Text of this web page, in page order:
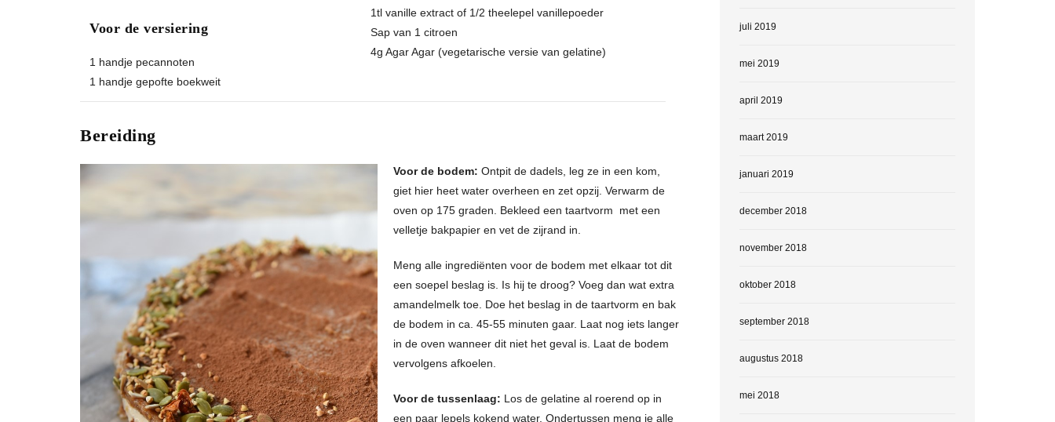
Voor de versiering
1 handje pecannoten
1 handje gepofte boekweit
1tl vanille extract of 1/2 theelepel vanillepoeder
Sap van 1 citroen
4g Agar Agar (vegetarische versie van gelatine)
Bereiding
Voor de bodem: Ontpit de dadels, leg ze in een kom,
giet hier heet water overheen en zet opzij. Verwarm de
oven op 175 graden. Bekleed een taartvorm met een
velletje bakpapier en vet de zijrand in.
Meng alle ingrediënten voor de bodem met elkaar tot dit
een soepel beslag is. Is hij te droog? Voeg dan wat extra
amandelmelk toe. Doe het beslag in de taartvorm en bak
de bodem in ca. 45-55 minuten gaar. Laat nog iets langer
in de oven wanneer dit niet het geval is. Laat de bodem
vervolgens afkoelen.
Voor de tussenlaag: Los de gelatine al roerend op in
een paar lepels kokend water. Ondertussen meng je alle
juli 2019
mei 2019
april 2019
maart 2019
januari 2019
december 2018
november 2018
oktober 2018
september 2018
augustus 2018
mei 2018